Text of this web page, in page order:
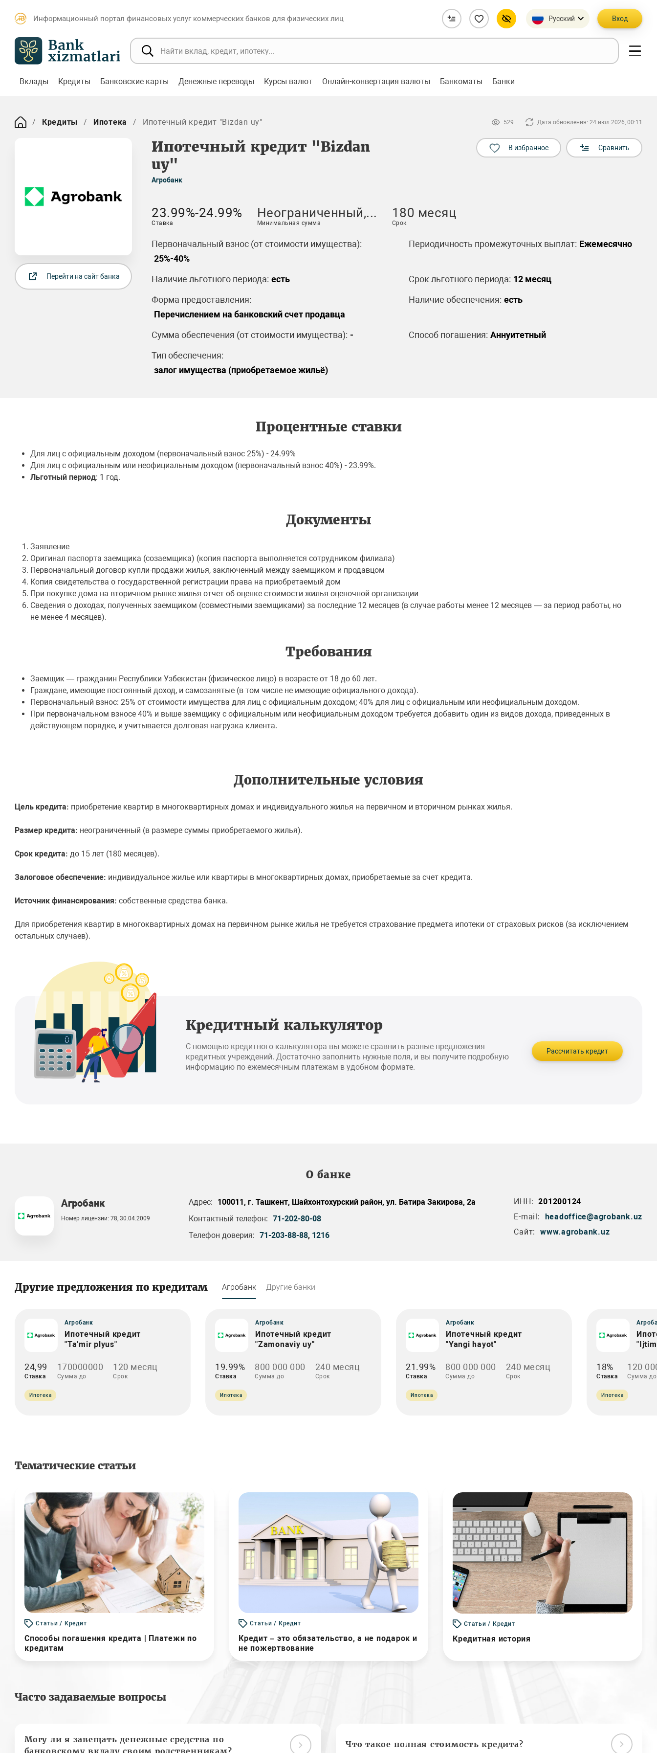
Информационный портал финансовых услуг коммерческих банков для физических лиц Русский Вход
Вклады Кредиты Банковские карты Денежные переводы Курсы валют Онлайн-конвертация валюты Банкоматы Банки
Кредиты Ипотека Ипотечный кредит "Bizdan uy" 529 Дата обновления: 24 июл 2026, 00:11
Ипотечный кредит "Bizdan
uy"
Агробанк
В избранное Сравнить
Перейти на сайт банка
23.99%-24.99%
Ставка
Неограниченный,...
Минимальная сумма
180 месяц
Срок
Первоначальный взнос (от стоимости имущества):
25%-40%
Периодичность промежуточных выплат: Ежемесячно
Наличие льготного периода: есть Срок льготного периода: 12 месяц
Форма предоставления:
Перечислением на банковский счет продавца
Наличие обеспечения: есть
Сумма обеспечения (от стоимости имущества): - Способ погашения: Аннуитетный
Тип обеспечения:
залог имущества (приобретаемое жильё)
Процентные ставки
Для лиц с официальным доходом (первоначальный взнос 25%) - 24.99%
Для лиц с официальным или неофициальным доходом (первоначальный взнос 40%) - 23.99%.
Льготный период: 1 год.
Документы
Заявление
Оригинал паспорта заемщика (созаемщика) (копия паспорта выполняется сотрудником филиала)
Первоначальный договор купли-продажи жилья, заключенный между заемщиком и продавцом
Копия свидетельства о государственной регистрации права на приобретаемый дом
При покупке дома на вторичном рынке жилья отчет об оценке стоимости жилья оценочной организации
Сведения о доходах, полученных заемщиком (совместными заемщиками) за последние 12 месяцев (в случае работы менее 12 месяцев — за период работы, но
не менее 4 месяцев).
Требования
Заемщик — гражданин Республики Узбекистан (физическое лицо) в возрасте от 18 до 60 лет.
Граждане, имеющие постоянный доход, и самозанятые (в том числе не имеющие официального дохода).
Первоначальный взнос: 25% от стоимости имущества для лиц с официальным доходом; 40% для лиц с официальным или неофициальным доходом.
При первоначальном взносе 40% и выше заемщику с официальным или неофициальным доходом требуется добавить один из видов дохода, приведенных в
действующем порядке, и учитывается долговая нагрузка клиента.
Дополнительные условия
Цель кредита: приобретение квартир в многоквартирных домах и индивидуального жилья на первичном и вторичном рынках жилья.
Размер кредита: неограниченный (в размере суммы приобретаемого жилья).
Срок кредита: до 15 лет (180 месяцев).
Залоговое обеспечение: индивидуальное жилье или квартиры в многоквартирных домах, приобретаемые за счет кредита.
Источник финансирования: собственные средства банка.
Для приобретения квартир в многоквартирных домах на первичном рынке жилья не требуется страхование предмета ипотеки от страховых рисков (за исключением
остальных случаев).
Кредитный калькулятор
С помощью кредитного калькулятора вы можете сравнить разные предложения
кредитных учреждений. Достаточно заполнить нужные поля, и вы получите подробную
информацию по ежемесячным платежам в удобном формате.
Рассчитать кредит
О банке
Агробанк
Номер лицензии: 78, 30.04.2009
Адрес:
100011, г. Ташкент, Шайхонтохурский район, ул. Батира Закирова, 2а
Контактный телефон: 71-202-80-08
Телефон доверия: 71-203-88-88, 1216
ИНН: 201200124
E-mail:
headoffice@agrobank.uz
Сайт:
www.agrobank.uz
Другие предложения по кредитам Агробанк Другие банки
Агробанк
Ипотечный кредит
"Ta'mir plyus"
24,99
Ставка
170000000
Сумма до
120 месяц
Срок
Ипотека
Агробанк
Ипотечный кредит
"Zamonaviy uy"
19.99%
Ставка
800 000 000
Сумма до
240 месяц
Срок
Ипотека
Агробанк
Ипотечный кредит
"Yangi hayot"
21.99%
Ставка
800 000 000
Сумма до
240 месяц
Срок
Ипотека
18%
Ставка
120
Сумма до
Ипотека
Тематические статьи
Статьи / Кредит
Способы погашения кредита | Платежи по
кредитам
Статьи / Кредит
Кредит – это обязательство, а не подарок и
не пожертвование
Статьи / Кредит
Кредитная история
Часто задаваемые вопросы
Могу ли я завещать денежные средства по
Что такое полная стоимость кредита?